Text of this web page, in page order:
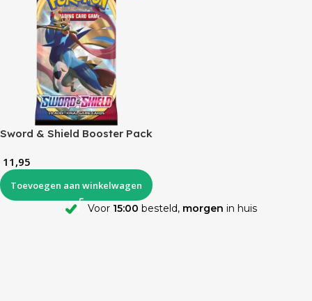
Sword & Shield Booster Pack
11,95
Toevoegen aan winkelwagen
Voor 15:00 besteld, morgen in huis